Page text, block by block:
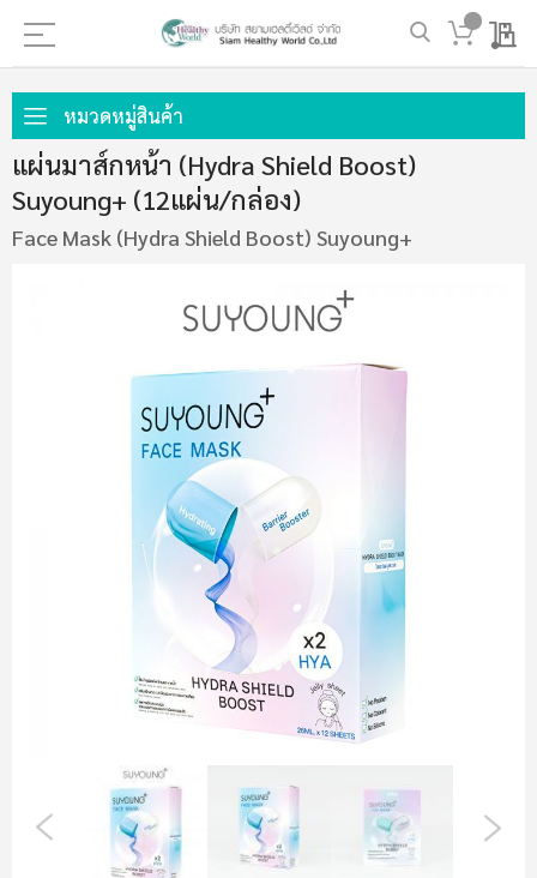
My
ไป
ที่
เนื้อหา
หมวดหมู่สินค้า
แผ่นมาส์กหน้า (Hydra Shield Boost)
Suyoung+ (12แผ่น/กล่อง)
Face Mask (Hydra Shield Boost) Suyoung+